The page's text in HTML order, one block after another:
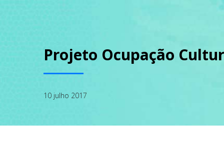
Projeto Ocupação
10 julho 2017